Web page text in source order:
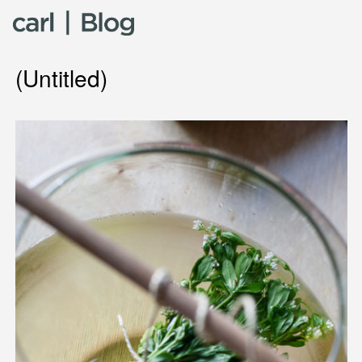
Skip to content
(Untitled)